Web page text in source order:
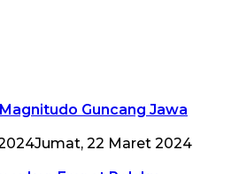
Guncang Jawa
Jumat, 22 Maret 2024